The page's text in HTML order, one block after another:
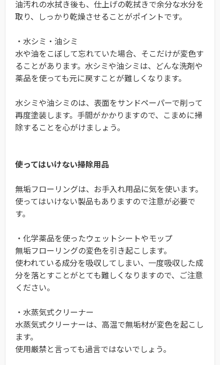
油汚れの水拭き後も、仕上げの乾拭きで余分な水分を
取り、しっかり乾燥させることがポイントです。
・水シミ・油シミ
水や油をこぼして忘れていた場合、そこだけが変色す
ることがあります。水シミや油シミは、どんな洗剤や
薬品を使っても元に戻すことが難しくなります。
水シミや油シミのは、表面をサンドペーパーで削って
再度塗装します。手間がかかりますので、こまめに掃
除することを心がけましょう。
使ってはいけない掃除用品
無垢フローリングは、お手入れ用品に気を使います。
使ってはいけない製品もありますので注意が必要で
す。
・化学薬品を使ったウェットシートやモップ
無垢フローリングの変色を引き起こします。
使われている成分を吸収してしまい、一度吸収した成
分を落とすことがとても難しくなりますので、ご注意
ください。
・水蒸気式クリーナー
水蒸気式クリーナーは、高温で無垢材が変色を起こし
ます。
使用厳禁と言っても過言ではないでしょう。